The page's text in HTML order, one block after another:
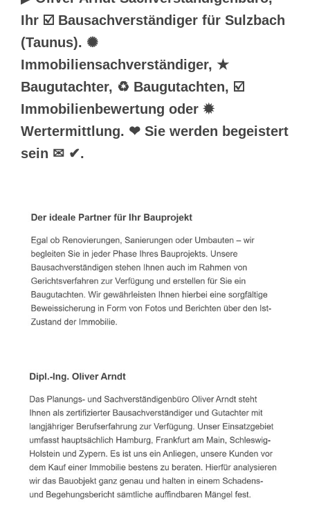
Ihr ☑️ Bausachverständiger für Sulzbach
(Taunus). ✺
Immobiliensachverständiger, ★
Baugutachter, ♻ Baugutachten, ☑️
Immobilienbewertung oder ✹
Wertermittlung. ❤ Sie werden begeistert
sein ✉ ✔.